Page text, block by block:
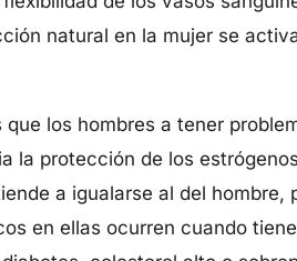
natural en la mujer se
los hombres a tener
la protección de los
a igualarse al del hombre,
en ellas ocurren cuando